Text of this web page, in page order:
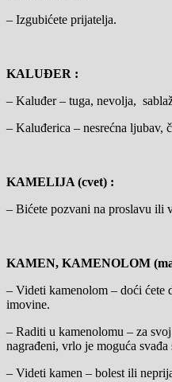
– Izgubićete prijatelja.
KALUĐER :
– Kaluđer – tuga, nevolja,
– Kaluđerica – nesrećna ljubav,
KAMELIJA (cvet) :
– Bićete pozvani na proslavu ili
KAMEN, KAMENOLOM
– Videti kamenolom – doći ćete
imovine.
– Raditi u kamenolomu – za
nagrađeni, vrlo je moguća svađa
– Videti kamen – bolest ili